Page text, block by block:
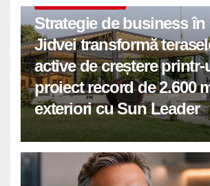
Strategie de business în
Jidvei transformă
active de creștere printr-
proiect record de 2.600
exteriori cu Sun Leader